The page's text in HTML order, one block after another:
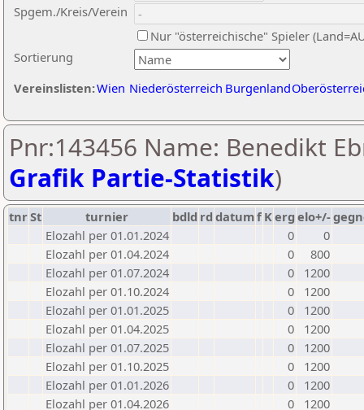
Sortierung
Spgem./Kreis/Verein
Nur "österreichische" Spieler
Vereinslisten:Wien Niederösterreich Burgenland
Pnr:143456 Name: Benedikt
Grafik Partie-Statistik)
tnrSt turnier bdld rd datumf Kerg elo+/-
Elozahl per 01.01.2024
0
0
Elozahl per 01.04.2024
0
800
Elozahl per 01.07.2024
0
1200
Elozahl per 01.10.2024
0
1200
Elozahl per 01.01.2025
0
1200
Elozahl per 01.04.2025
0
1200
Elozahl per 01.07.2025
0
1200
Elozahl per 01.10.2025
0
1200
Elozahl per 01.01.2026
0
1200
Elozahl per 01.04.2026
0
1200